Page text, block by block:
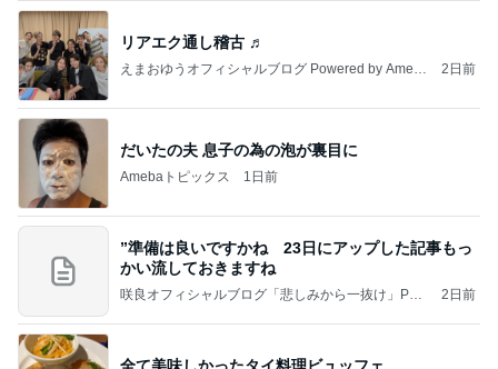
リアエク通し稽古 ♬
えまおゆうオフィシャルブログ Powered by Ameb
2日前
だいたの夫 息子の為の泡が裏目に
Amebaトピックス 1日前
”準備は良いですかね 23日にアップした記事もっ
かい流しておきますね
咲良オフィシャルブログ「悲しみから一抜け」Pow
2日前
全て美味しかったタイ料理ビュッフェ